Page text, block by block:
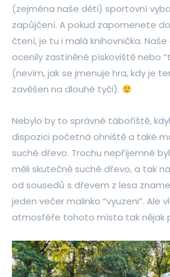
(zejména naše děti) sportovní
zapůjčení. A pokud zapomenete
čtení, je tu i malá knihovnička.
ocenily zastíněné pískoviště nebo
(nevím, jak se jmenuje hra, kdy je
zavěšen na dlouhé tyči).
Nebylo by to správné tábořiště,
dispozici početná ohniště a také
suché dřevo. Trochu nepříjemné
měli skutečně suché dřevo, a tak
od sousedů s dřevem z lesa
jeden večer malinko “vyuzeni”. Ale
atmosféře tohoto místa tak nějak